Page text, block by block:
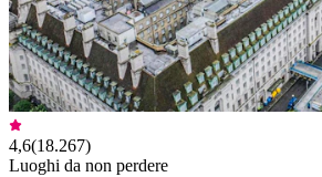
4,6(18.267)
Luoghi da non perdere